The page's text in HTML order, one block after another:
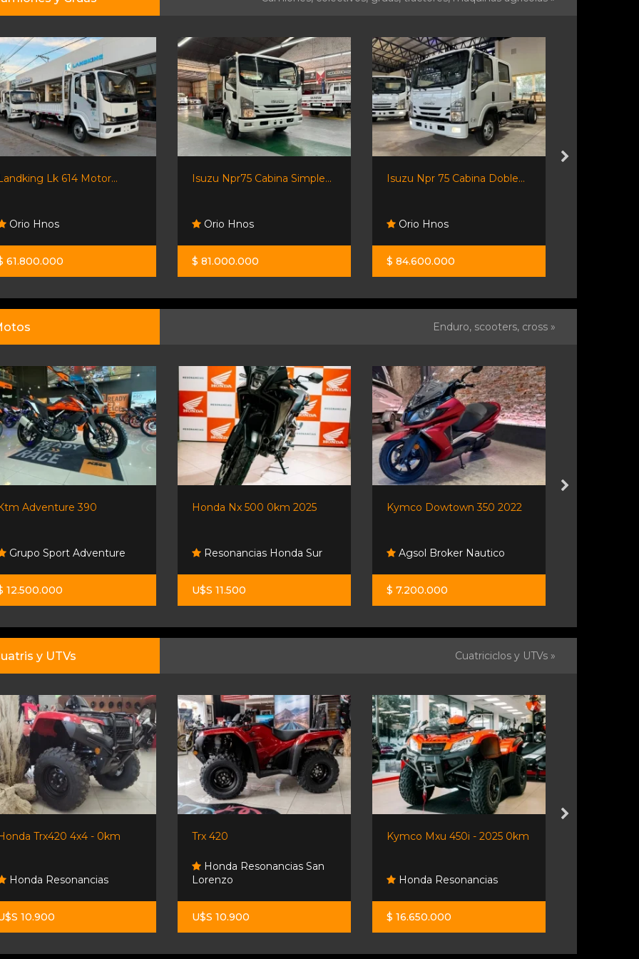
Lk 614 Motor...
Orio Hnos
61.800.000
Isuzu Npr75 Cabina Simple...
Orio Hnos
$ 81.000.000
Isuzu Npr 75 Cabina Doble...
Orio Hnos
$ 84.600.000
Enduro, scooters, cross »
Adventure 390
Grupo Sport Adventure
12.500.000
Honda Nx 500 0km 2025
Resonancias Honda Sur
U$S 11.500
Kymco Dowtown 350 2022
Agsol Broker Nautico
$ 7.200.000
y UTVs Cuatriciclos y UTVs »
Trx420 4x4 - 0km
Honda Resonancias
10.900
Trx 420
Honda Resonancias San
Lorenzo
U$S 10.900
Kymco Mxu 450i - 2025 0km
Honda Resonancias
$ 16.650.000